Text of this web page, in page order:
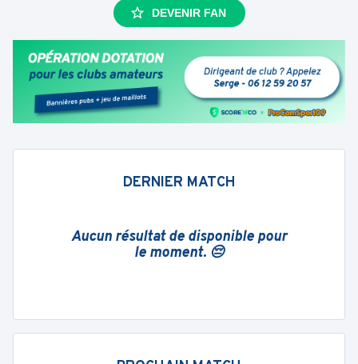
DEVENIR FAN
DERNIER MATCH
Aucun résultat de disponible pour
le moment. 😔